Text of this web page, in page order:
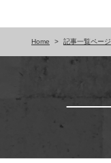
Home > 記事一覧ページ